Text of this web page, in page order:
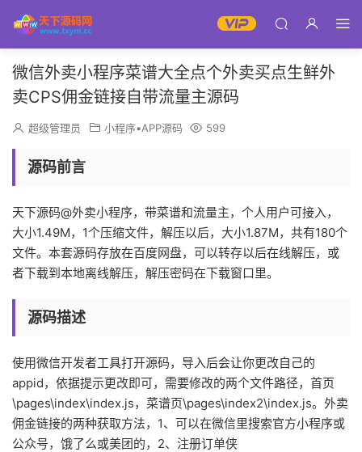
微信外卖小程序菜谱大全点个外卖买点生鲜外
卖CPS佣金链接自带流量主源码
超级管理员 小程序▪APP源码 599
源码前言
天下源码@外卖小程序，带菜谱和流量主，个人用户可接入，
大小1.49M，1个压缩文件，解压以后，大小1.87M，共有180个
文件。本套源码存放在百度网盘，可以转存以后在线解压，或
者下载到本地离线解压，解压密码在下载窗口里。
源码描述
使用微信开发者工具打开源码，导入后会让你更改自己的
appid，依据提示更改即可，需要修改的两个文件路径，首页
\pages\index\index.js，菜谱页\pages\index2\index.js。外卖
佣金链接的两种获取方法，1、可以在微信里搜索官方小程序或
公众号，饿了么或美团的，2、注册订单侠